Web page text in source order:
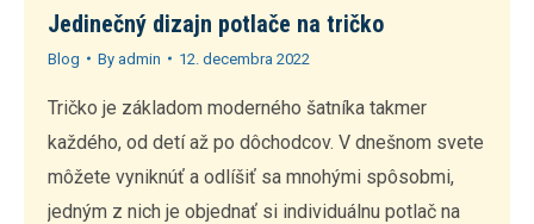
Jedinečný dizajn potlače na tričko
Blog By admin 12. decembra 2022
Tričko je základom moderného šatníka takmer
každého, od detí až po dôchodcov. V dnešnom svete
môžete vyniknúť a odlíšiť sa mnohými spôsobmi,
jedným z nich je objednať si individuálnu potlač na